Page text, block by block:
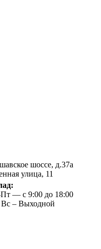
шоссе, д.37а
улица, 11
— с 9:00 до 18:00
– Выходной